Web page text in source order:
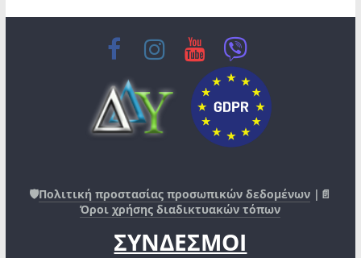
🛡️Πολιτική προστασίας προσωπικών δεδομένων |📄
Όροι χρήσης διαδικτυακών τόπων
ΣΥΝΔΕΣΜΟΙ